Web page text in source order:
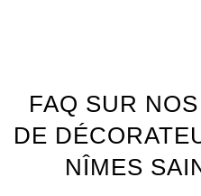
FAQ SUR
DE
NÎMES